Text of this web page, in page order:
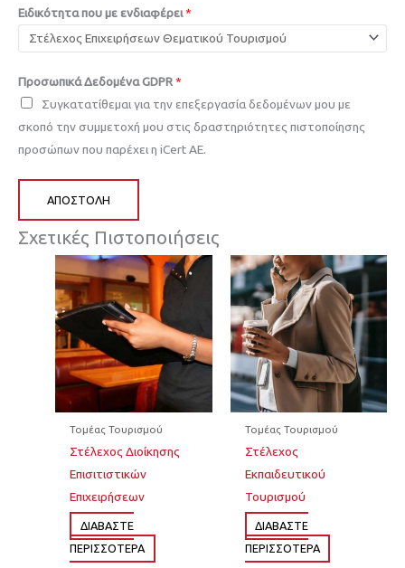
Ειδικότητα που με ενδιαφέρει*
Προσωπικά Δεδομένα GDPR*
Συγκατατίθεμαι για την επεξεργασία δεδομένων μου με
σκοπό την συμμετοχή μου στις δραστηριότητες πιστοποίησης
προσώπων που παρέχει η iCert AE.
ΑΠΟΣΤΟΛΉ
Σχετικές Πιστοποιήσεις
Τομέας Τουρισμού
Στέλεχος Διοίκησης
Επισιτιστικών
Επιχειρήσεων
ΔΙΆΒΑΣΤΕ
ΠΕΡΙΣΣΌΤΕΡΑ
Τομέας Τουρισμού
Στέλεχος
Εκπαιδευτικού
Τουρισμού
ΔΙΆΒΑΣΤΕ
ΠΕΡΙΣΣΌΤΕΡΑ